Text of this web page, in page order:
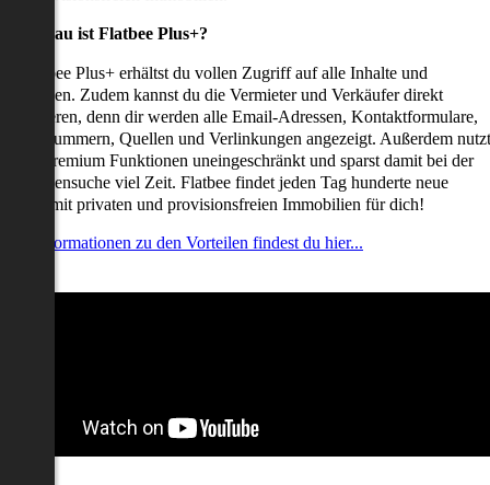
genau ist Flatbee Plus+?
Flatbee Plus+ erhältst du vollen Zugriff auf alle Inhalte und
Zudem kannst du die Vermieter und Verkäufer direkt
denn dir werden alle Email-Adressen, Kontaktformulare,
Quellen und Verlinkungen angezeigt. Außerdem nutzt
alle Premium Funktionen uneingeschränkt und sparst damit bei der
viel Zeit. Flatbee findet jeden Tag hunderte neue
mit privaten und provisionsfreien Immobilien für dich!
Informationen zu den Vorteilen findest du hier...